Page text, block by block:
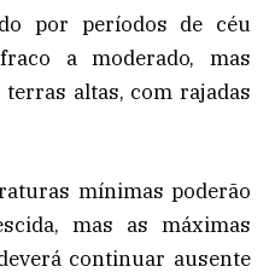
por períodos de céu
a moderado, mas
altas, com rajadas
mínimas poderão
mas as máximas
continuar ausente